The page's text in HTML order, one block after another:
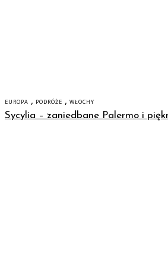
EUROPA , PODRÓŻE , WŁOCHY
Sycylia – zaniedbane Palermo i